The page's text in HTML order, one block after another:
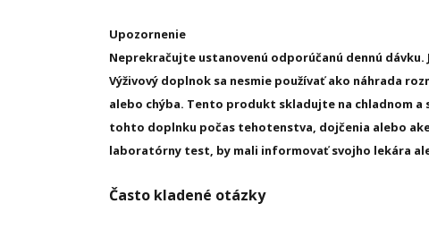
Upozornenie
Neprekračujte ustanovenú odporúčanú dennú
Výživový doplnok sa nesmie používať ako náhrada
alebo chýba. Tento produkt skladujte na chladnom a
tohto doplnku počas tehotenstva, dojčenia alebo
laboratórny test, by mali informovať svojho lekára
Často kladené otázky